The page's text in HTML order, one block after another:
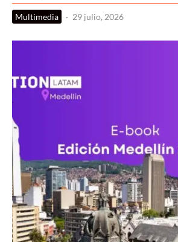
Multimedia · 29 julio, 2026